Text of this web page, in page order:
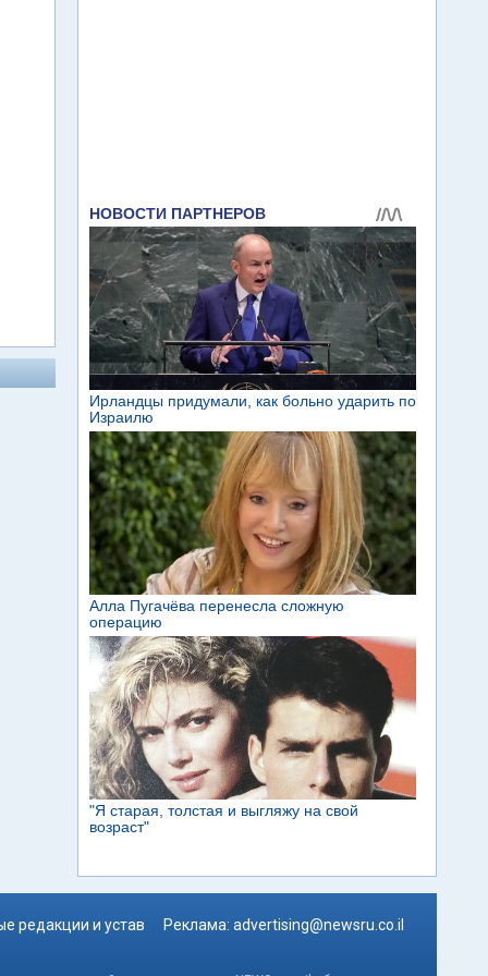
редакции и устав Реклама: advertising@newsru.co.il